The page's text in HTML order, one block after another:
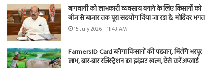
बागवानी को लाभकारी व्यवसाय बनाने के लिए किसानों को
बीज से बाजार तक पूरा सहयोग दिया जा रहा है: मोहिंदर भगत
15 July 2026 - 11:43 AM
Farmers ID Card बनेगा किसानों की पहचान, मिलेंगे भरपूर
लाभ, बार-बार रजिस्ट्रेशन का झंझट खत्म, ऐसे करें अप्लाई